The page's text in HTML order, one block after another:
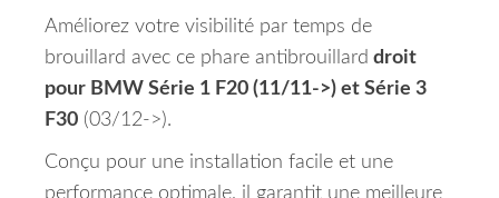
Améliorez votre visibilité par temps de
brouillard avec ce phare antibrouillard droit
pour BMW Série 1 F20 (11/11->) et Série 3
F30 (03/12->).
Conçu pour une installation facile et une
performance optimale, il garantit une meilleure